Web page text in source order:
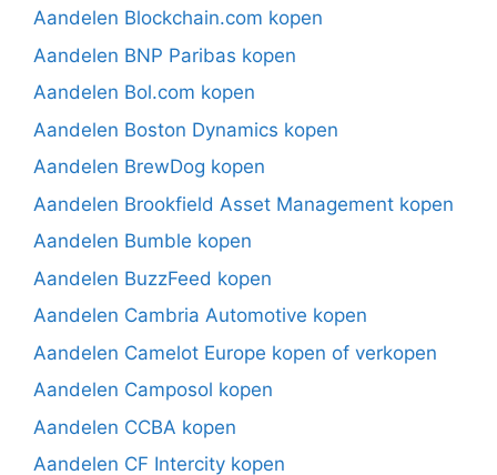
Aandelen Blockchain.com kopen
Aandelen BNP Paribas kopen
Aandelen Bol.com kopen
Aandelen Boston Dynamics kopen
Aandelen BrewDog kopen
Aandelen Brookfield Asset Management kopen
Aandelen Bumble kopen
Aandelen BuzzFeed kopen
Aandelen Cambria Automotive kopen
Aandelen Camelot Europe kopen of verkopen
Aandelen Camposol kopen
Aandelen CCBA kopen
Aandelen CF Intercity kopen